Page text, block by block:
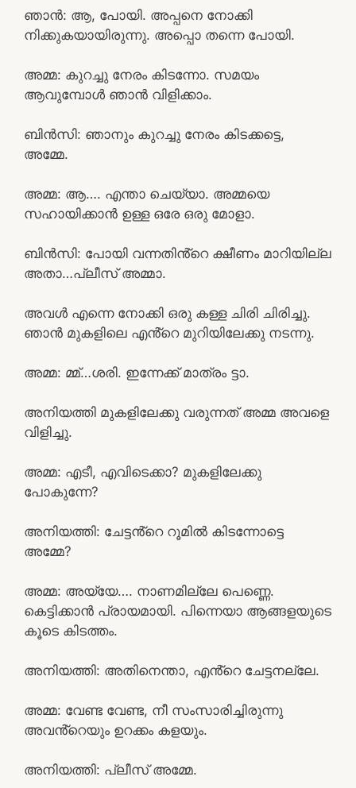
ഞാൻ: ആ, പോയി. അപ്പനെ നോക്കി
നിക്കുകയായിരുന്നു. അപ്പൊ തന്നെ പോയി.
അമ്മ: കുറച്ചു നേരം കിടന്നോ. സമയം
ആവുമ്പോൾ ഞാൻ വിളിക്കാം.
ബിൻസി: ഞാനും കുറച്ചു നേരം കിടക്കട്ടെ,
അമ്മേ.
അമ്മ: ആ…. എന്താ ചെയ്യാ. അമ്മയെ
സഹായിക്കാൻ ഉള്ള ഒരേ ഒരു മോളാ.
ബിൻസി: പോയി വന്നതിൻ്റെ ക്ഷീണം മാറിയില്ല
അതാ…പ്ലീസ്‌ അമ്മാ.
അവൾ എന്നെ നോക്കി ഒരു കള്ള ചിരി ചിരിച്ചു.
ഞാൻ മുകളിലെ എൻ്റെ മുറിയിലേക്കു നടന്നു.
അമ്മ: മ്മ്…ശരി. ഇന്നേക്ക് മാത്രം ട്ടാ.
അനിയത്തി മുകളിലേക്കു വരുന്നത് അമ്മ അവളെ
വിളിച്ചു.
അമ്മ: എടീ, എവിടെക്കാ? മുകളിലേക്കു
പോകുന്നേ?
അനിയത്തി: ചേട്ടൻ്റെ റൂമിൽ കിടന്നോട്ടെ
അമ്മേ?
അമ്മ: അയ്യേ…. നാണമില്ലേ പെണ്ണെ.
കെട്ടിക്കാൻ പ്രായമായി. പിന്നെയാ ആങ്ങളയുടെ
കൂടെ കിടത്തം.
അനിയത്തി: അതിനെന്താ, എൻ്റെ ചേട്ടനല്ലേ.
അമ്മ: വേണ്ട വേണ്ട, നീ സംസാരിച്ചിരുന്നു
അവൻ്റെയും ഉറക്കം കളയും.
അനിയത്തി: പ്ലീസ് അമ്മേ.